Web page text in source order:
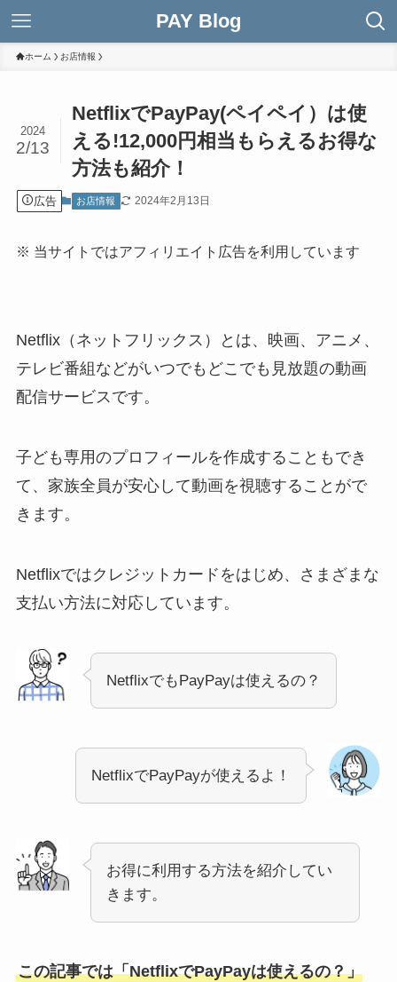
PAY Blog
ホーム お店情報
NetflixでPayPay(ペイペイ）は使
える!12,000円相当もらえるお得な
方法も紹介！
2024
2/13
広告 お店情報 2024年2月13日
※ 当サイトではアフィリエイト広告を利用しています
Netflix（ネットフリックス）とは、映画、アニメ、
テレビ番組などがいつでもどこでも見放題の動画
配信サービスです。
子ども専用のプロフィールを作成することもでき
て、家族全員が安心して動画を視聴することがで
きます。
Netflixではクレジットカードをはじめ、さまざまな
支払い方法に対応しています。
NetflixでもPayPayは使えるの？
NetflixでPayPayが使えるよ！
お得に利用する方法を紹介してい
きます。
この記事では「NetflixでPayPayは使えるの？」